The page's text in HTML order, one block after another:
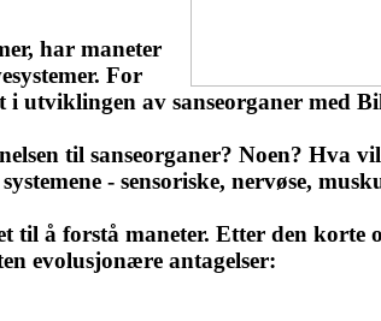
har maneter
For
utviklingen av sanseorganer med
til sanseorganer? Noen? Hva
- sensoriske, nervøse,
å forstå maneter. Etter den korte
evolusjonære antagelser: